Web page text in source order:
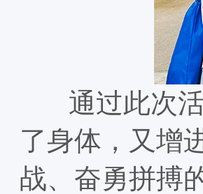
通过此次活
了身体，又增
战、奋勇拼搏